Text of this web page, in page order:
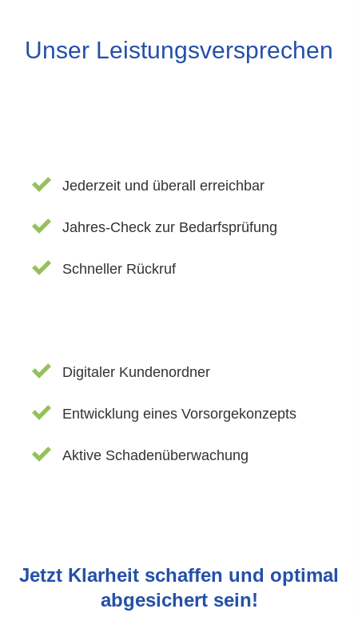
Unser Leistungsversprechen
Jederzeit und überall erreichbar
Jahres-Check zur Bedarfsprüfung
Schneller Rückruf
Digitaler Kundenordner
Entwicklung eines Vorsorgekonzepts
Aktive Schadenüberwachung
Jetzt Klarheit schaffen und optimal
abgesichert sein!